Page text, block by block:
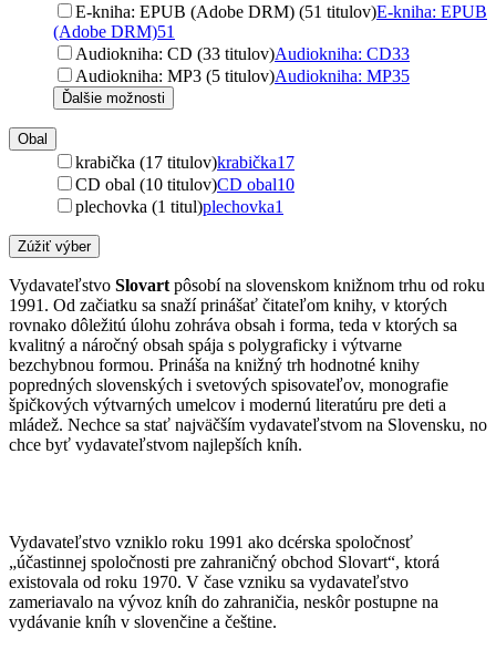
E-kniha: EPUB (Adobe DRM) (51 titulov)E-kniha: EPUB
(Adobe DRM)51
Audiokniha: CD (33 titulov)Audiokniha: CD33
Audiokniha: MP3 (5 titulov)Audiokniha: MP35
Ďalšie možnosti
Obal
krabička (17 titulov)krabička17
CD obal (10 titulov)CD obal10
plechovka (1 titul)plechovka1
Zúžiť výber
Vydavateľstvo Slovart pôsobí na slovenskom knižnom trhu od roku
1991. Od začiatku sa snaží prinášať čitateľom knihy, v ktorých
rovnako dôležitú úlohu zohráva obsah i forma, teda v ktorých sa
kvalitný a náročný obsah spája s polygraficky i výtvarne
bezchybnou formou. Prináša na knižný trh hodnotné knihy
popredných slovenských i svetových spisovateľov, monografie
špičkových výtvarných umelcov i modernú literatúru pre deti a
mládež. Nechce sa stať najväčším vydavateľstvom na Slovensku, no
chce byť vydavateľstvom najlepších kníh.
Vydavateľstvo vzniklo roku 1991 ako dcérska spoločnosť
„účastinnej spoločnosti pre zahraničný obchod Slovart“, ktorá
existovala od roku 1970. V čase vzniku sa vydavateľstvo
zameriavalo na vývoz kníh do zahraničia, neskôr postupne na
vydávanie kníh v slovenčine a češtine.